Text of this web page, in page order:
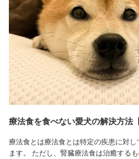
療法食を食べない愛犬の解決方法
療法食とは療法食とは特定の疾患に対
ます。 ただし、腎臓療法食は治癒する